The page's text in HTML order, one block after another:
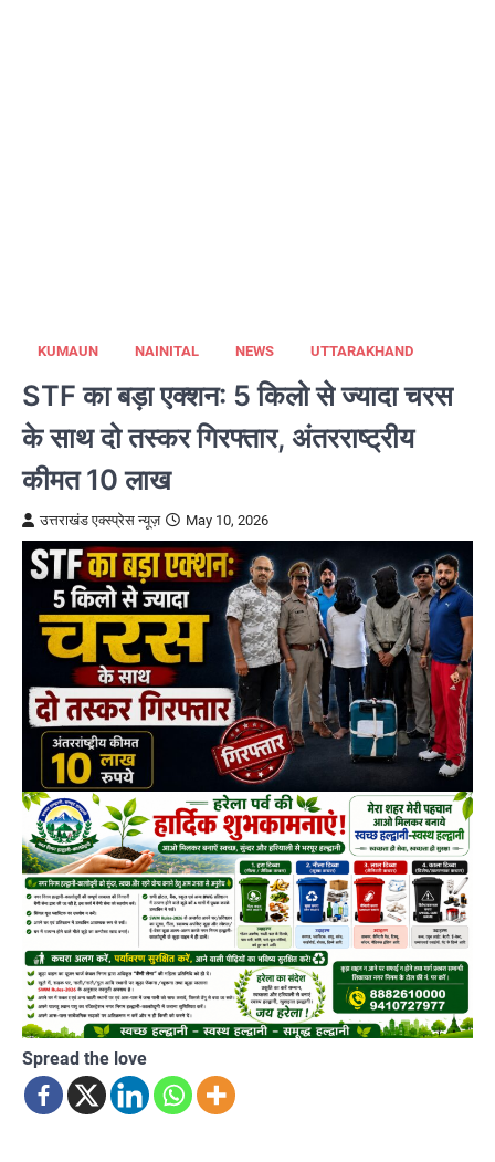
KUMAUN NAINITAL NEWS UTTARAKHAND
STF का बड़ा एक्शन: 5 किलो से ज्यादा चरस
के साथ दो तस्कर गिरफ्तार, अंतरराष्ट्रीय
कीमत 10 लाख
उत्तराखंड एक्स्प्रेस न्यूज़ May 10, 2026
Spread the love